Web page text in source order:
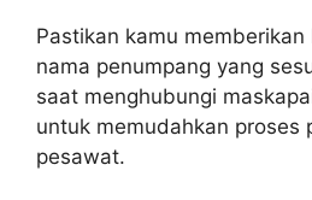
Pastikan kamu
nama penumpang yang
saat menghubungi
untuk memudahkan proses
pesawat.